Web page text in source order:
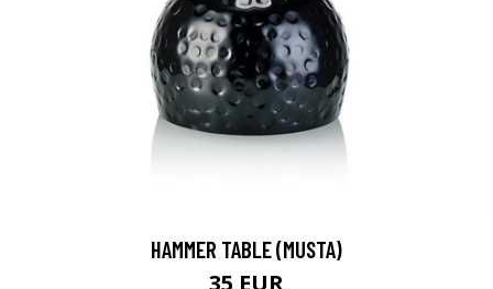
HAMMER TABLE (MUSTA)